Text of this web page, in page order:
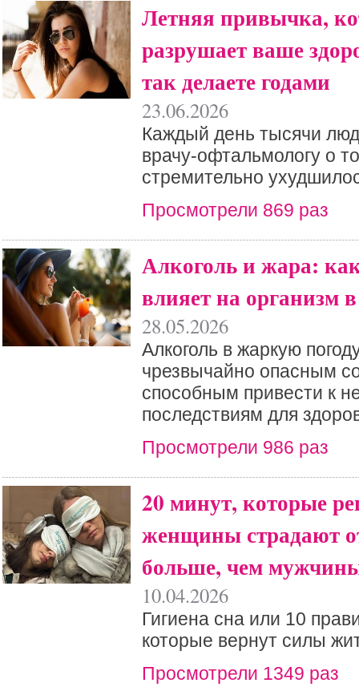
Летняя привычка,
разрушает ваше
так делаете годами
23.06.2026
Каждый день тысячи
врачу-офтальмологу о
стремительно
Просмотрели 869 раз
Алкоголь и жара:
влияет на организм
28.05.2026
Aлкоголь в жаркую
чрезвычайно опасным
способным привести к
последствиям для
Просмотрели 986 раз
20 минут, которые
женщины страдают
больше, чем
10.04.2026
Гигиена сна или 10
которые вернут силы
Просмотрели 1349 раз